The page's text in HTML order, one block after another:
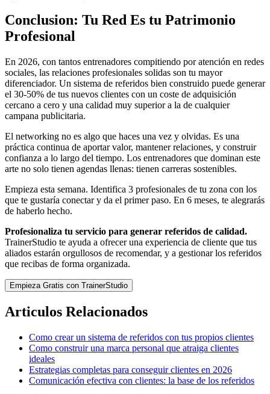
Conclusion: Tu Red Es tu Patrimonio
Profesional
En 2026, con tantos entrenadores compitiendo por atención en redes
sociales, las relaciones profesionales solidas son tu mayor
diferenciador. Un sistema de referidos bien construido puede generar
el 30-50% de tus nuevos clientes con un coste de adquisición
cercano a cero y una calidad muy superior a la de cualquier
campana publicitaria.
El networking no es algo que haces una vez y olvidas. Es una
práctica continua de aportar valor, mantener relaciones, y construir
confianza a lo largo del tiempo. Los entrenadores que dominan este
arte no solo tienen agendas llenas: tienen carreras sostenibles.
Empieza esta semana. Identifica 3 profesionales de tu zona con los
que te gustaría conectar y da el primer paso. En 6 meses, te alegrarás
de haberlo hecho.
Profesionaliza tu servicio para generar referidos de calidad.
TrainerStudio te ayuda a ofrecer una experiencia de cliente que tus
aliados estarán orgullosos de recomendar, y a gestionar los referidos
que recibas de forma organizada.
Empieza Gratis con TrainerStudio
Articulos Relacionados
Como crear un sistema de referidos con tus propios clientes
Como construir una marca personal que atraiga clientes
ideales
Estrategias completas para conseguir clientes en 2026
Comunicación efectiva con clientes: la base de los referidos